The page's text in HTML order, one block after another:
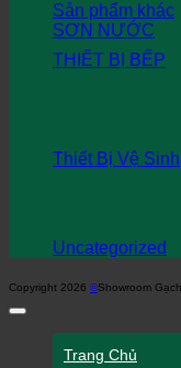
Sản phẩm khác
SƠN NƯỚC
THIẾT BỊ BẾP
Thiết Bị Vệ Sinh
Uncategorized
Copyright 2026 ©Showroom
Trang Chủ